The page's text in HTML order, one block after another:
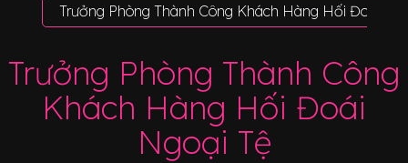
Trưởng Phòng Thành Công Khách Hàng Hối Đoái
Trưởng Phòng Thành Công
Khách Hàng Hối Đoái
Ngoại Tệ